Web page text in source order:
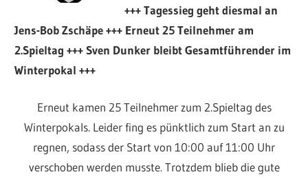
+++ Tagessieg geht diesmal an
Jens-Bob Zschäpe +++ Erneut 25 Teilnehmer am
2.Spieltag +++ Sven Dunker bleibt Gesamtführender im
Winterpokal +++
Erneut kamen 25 Teilnehmer zum 2.Spieltag des
Winterpokals. Leider fing es pünktlich zum Start an zu
regnen, sodass der Start von 10:00 auf 11:00 Uhr
verschoben werden musste. Trotzdem blieb die gute